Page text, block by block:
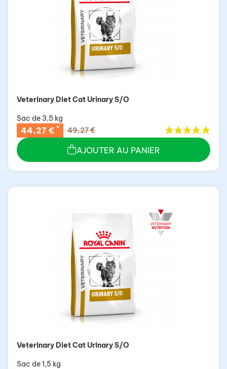
Veterinary Diet Cat Urinary S/O
Sac de 3,5 kg
44,27 € * 49,27 €
AJOUTER AU PANIER
Veterinary Diet Cat Urinary S/O
Sac de 1,5 kg